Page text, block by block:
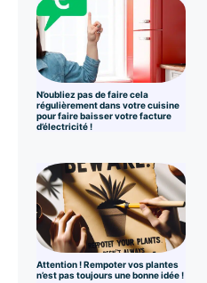
N’oubliez pas de faire cela
régulièrement dans votre cuisine
pour faire baisser votre facture
d’électricité !
Attention ! Rempoter vos plantes
n’est pas toujours une bonne idée !